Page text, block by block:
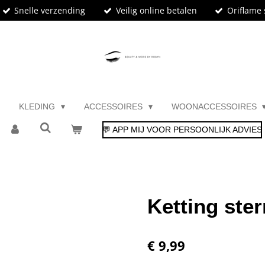
Snelle verzending Veilig online betalen Oriflame
KLEDING ACCESSOIRES WOONACCESSOIRES
💬 APP MIJ VOOR PERSOONLIJK ADVIES
Ketting
€ 9,99